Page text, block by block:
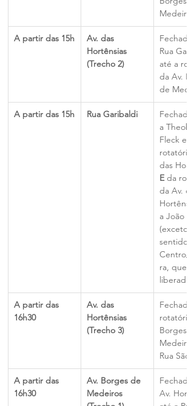
Medeiros).
A partir das 15h
Av. das
Hortênsias
(Trecho 2)
Fechada
Rua
até a
da Av.
de
A partir das 15h Rua Garibaldi
Fechada
a
Fleck e a
rotatória
das
E da
da Av.
a João
(exceto
sentido
Centro/
ra, que
liberado).
A partir das
16h30
Av. das
Hortênsias
(Trecho 3)
Fechada
rotatória
Borges
Rua São
A partir das
16h30
Av. Borges de
Medeiros
Fechada
Av.